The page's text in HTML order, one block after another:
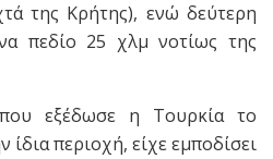
της Κρήτης), ενώ δεύτερη
πεδίο 25 χλμ νοτίως της
εξέδωσε η Τουρκία το
ίδια περιοχή, είχε εμποδίσει